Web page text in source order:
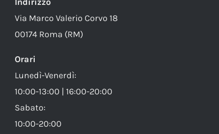
Via Marco Valerio Corvo 18
00174 Roma (RM)
Orari
Lunedì-Venerdì:
10:00-13:00 | 16:00-20:00
Sabato:
10:00-20:00